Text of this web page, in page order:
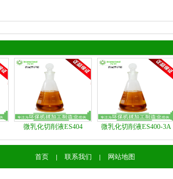
微乳化切削液ES404 微乳化切削液ES400-3A
首页 联系我们 网站地图